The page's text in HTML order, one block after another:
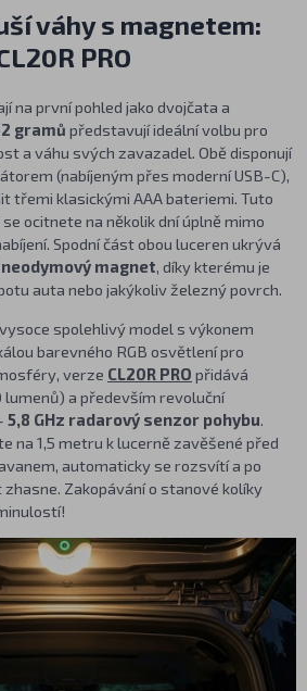
váhy s magnetem:
PRO
na první pohled jako dvojčata a
gramů představují ideální volbu pro
a váhu svých zavazadel. Obě disponují
(nabíjeným přes moderní USB-C),
třemi klasickými AAA bateriemi. Tuto
ocitnete na několik dní úplně mimo
Spodní část obou luceren ukrývá
magnet, díky kterému je
auta nebo jakýkoliv železný povrch.
spolehlivý model s výkonem
barevného RGB osvětlení pro
verze CL20R PRO přidává
a především revoluční
5,8 GHz radarový senzor pohybu.
na 1,5 metru k lucerně zavěšené před
automaticky se rozsvítí a po
Zakopávání o stanové kolíky